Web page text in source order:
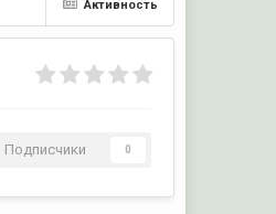
Активность
Подписчики 0